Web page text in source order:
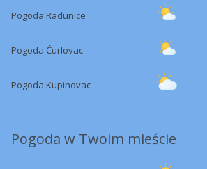
Pogoda Radunice
Pogoda Ćurlovac
Pogoda Kupinovac
Pogoda w Twoim mieście